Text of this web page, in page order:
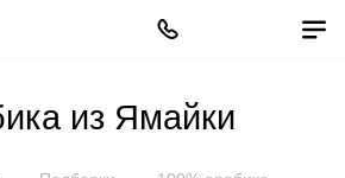
из Ямайки